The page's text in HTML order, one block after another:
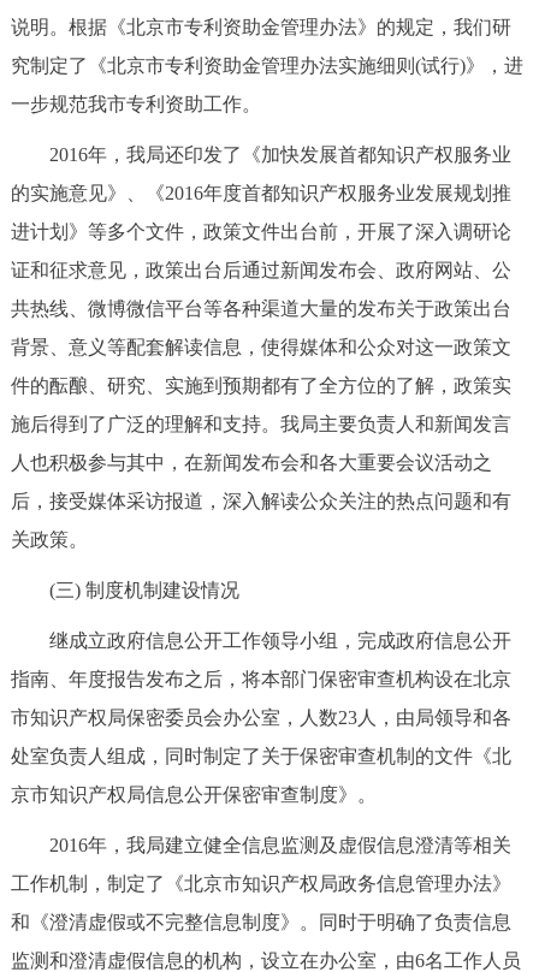
说明。根据《北京市专利资助金管理办法》的规定，我们研
究制定了《北京市专利资助金管理办法实施细则(试行)》，进
一步规范我市专利资助工作。
2016年，我局还印发了《加快发展首都知识产权服务业
的实施意见》、《2016年度首都知识产权服务业发展规划推
进计划》等多个文件，政策文件出台前，开展了深入调研论
证和征求意见，政策出台后通过新闻发布会、政府网站、公
共热线、微博微信平台等各种渠道大量的发布关于政策出台
背景、意义等配套解读信息，使得媒体和公众对这一政策文
件的酝酿、研究、实施到预期都有了全方位的了解，政策实
施后得到了广泛的理解和支持。我局主要负责人和新闻发言
人也积极参与其中，在新闻发布会和各大重要会议活动之
后，接受媒体采访报道，深入解读公众关注的热点问题和有
关政策。
(三) 制度机制建设情况
继成立政府信息公开工作领导小组，完成政府信息公开
指南、年度报告发布之后，将本部门保密审查机构设在北京
市知识产权局保密委员会办公室，人数23人，由局领导和各
处室负责人组成，同时制定了关于保密审查机制的文件《北
京市知识产权局信息公开保密审查制度》。
2016年，我局建立健全信息监测及虚假信息澄清等相关
工作机制，制定了《北京市知识产权局政务信息管理办法》
和《澄清虚假或不完整信息制度》。同时于明确了负责信息
监测和澄清虚假信息的机构，设立在办公室，由6名工作人员